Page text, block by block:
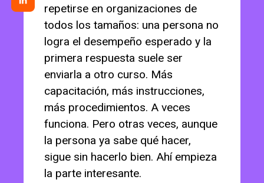
repetirse en organizaciones de
todos los tamaños: una persona no
logra el desempeño esperado y la
primera respuesta suele ser
enviarla a otro curso. Más
capacitación, más instrucciones,
más procedimientos. A veces
funciona. Pero otras veces, aunque
la persona ya sabe qué hacer,
sigue sin hacerlo bien. Ahí empieza
la parte interesante.